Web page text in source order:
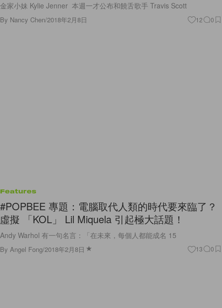
金家小妹 Kylie Jenner 本週一才公布和饒舌歌手 Travis Scott
By Nancy Chen/2018年2月8日 12 0
Features
#POPBEE 專題：電腦取代人類的時代要來臨了？
虛擬 「KOL」 Lil Miquela 引起極大話題！
Andy Warhol 有一句名言：「在未來，每個人都能成名 15
By Angel Fong/2018年2月8日 13 0